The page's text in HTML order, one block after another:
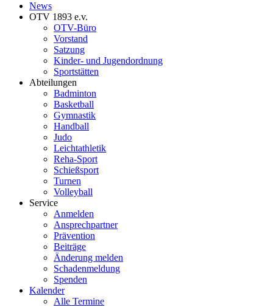
News
OTV 1893 e.v.
OTV-Büro
Vorstand
Satzung
Kinder- und Jugendordnung
Sportstätten
Abteilungen
Badminton
Basketball
Gymnastik
Handball
Judo
Leichtathletik
Reha-Sport
Schießsport
Turnen
Volleyball
Service
Anmelden
Ansprechpartner
Prävention
Beiträge
Änderung melden
Schadenmeldung
Spenden
Kalender
Alle Termine